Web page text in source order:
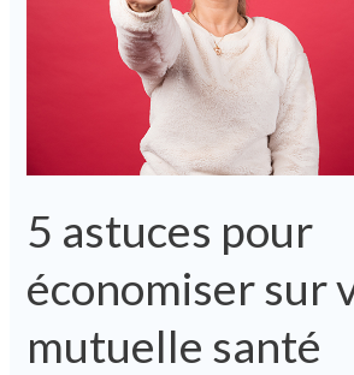
5 astuces pour
économiser sur
mutuelle santé